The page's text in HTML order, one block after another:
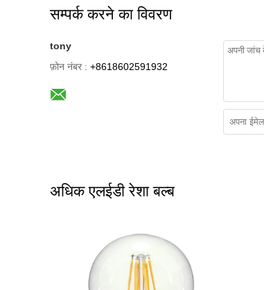
सम्पर्क करने का विवरण
tony
फ़ोन नंबर : +8618602591932
अधिक एलईडी रेशा बल्ब